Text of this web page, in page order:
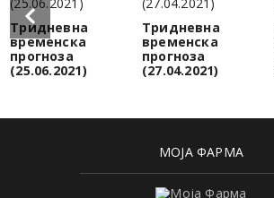
Тридневна
временска
прогноза
(25.06.2021)
Тридневна
временска
прогноза
(27.04.2021)
МОЈА ФАРМА